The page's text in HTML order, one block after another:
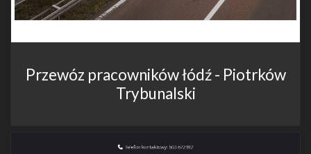
Przewóz pracowników łódź - Piotrków
Trybunalski